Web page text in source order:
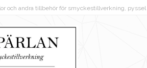
och andra tillbehör för smyckestillverkning, pyssel